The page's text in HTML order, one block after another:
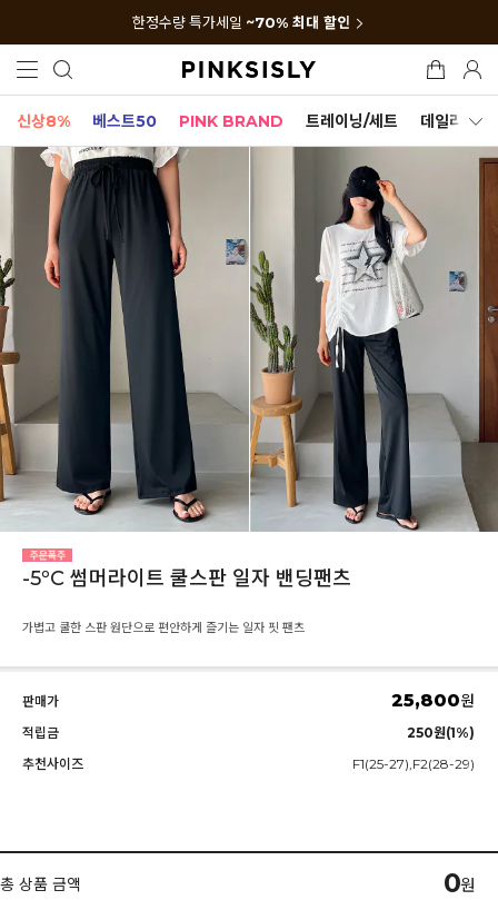
한정수량 특가세일 ~70% 최대 할인
신상8% 베스트50 PINK BRAND 트레이닝/세트 데일리세트
-5ºC 썸머라이트 쿨스판 일자 밴딩팬츠
가볍고 쿨한 스판 원단으로 편안하게 즐기는 일자 핏 팬츠
판매가 25,800원
적립금
250원(1%)
추천사이즈
F1(25-27),F2(28-29)
총 상품 금액 0원